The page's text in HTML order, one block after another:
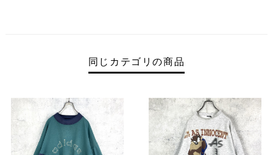
同じカテゴリの商品